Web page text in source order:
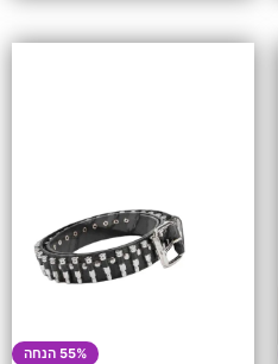
55% הנחה